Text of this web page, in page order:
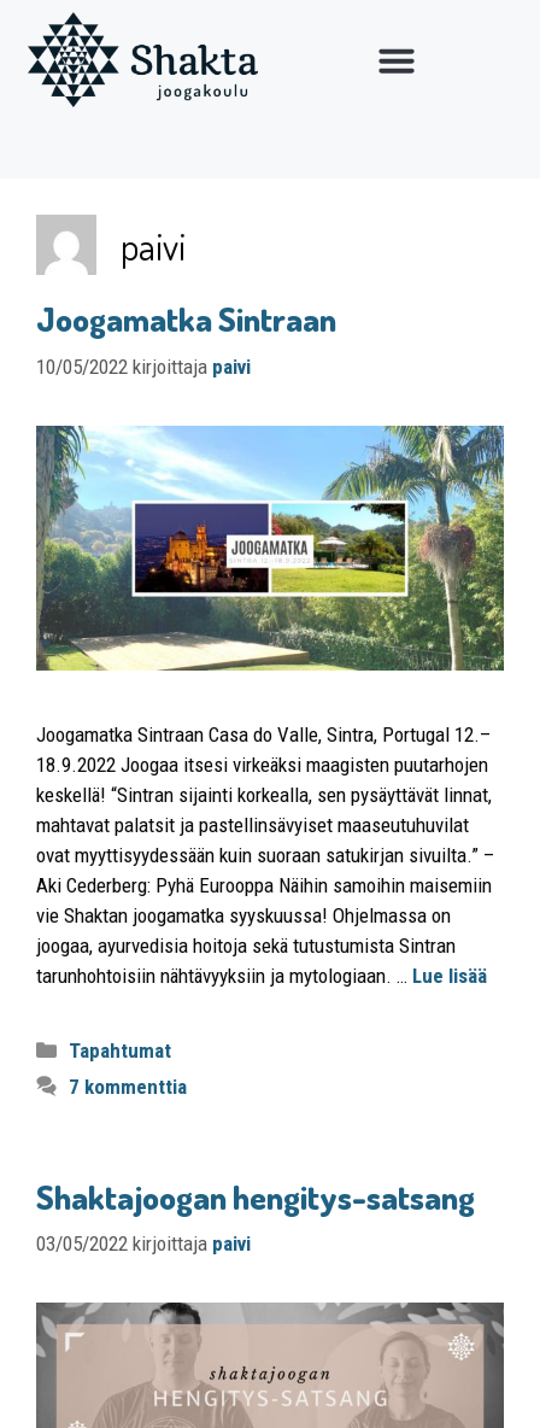
paivi
Joogamatka Sintraan
10/05/2022 kirjoittaja paivi
Joogamatka Sintraan Casa do Valle, Sintra, Portugal 12.–
18.9.2022 Joogaa itsesi virkeäksi maagisten puutarhojen
keskellä! “Sintran sijainti korkealla, sen pysäyttävät linnat,
mahtavat palatsit ja pastellinsävyiset maaseutuhuvilat
ovat myyttisyydessään kuin suoraan satukirjan sivuilta.” –
Aki Cederberg: Pyhä Eurooppa Näihin samoihin maisemiin
vie Shaktan joogamatka syyskuussa! Ohjelmassa on
joogaa, ayurvedisia hoitoja sekä tutustumista Sintran
tarunhohtoisiin nähtävyyksiin ja mytologiaan. … Lue lisää
Tapahtumat
7 kommenttia
Shaktajoogan hengitys-satsang
03/05/2022 kirjoittaja paivi